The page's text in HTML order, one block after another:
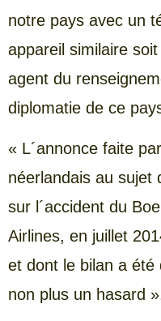
notre pays avec un
appareil similaire
agent du
diplomatie de ce
« L´annonce faite
néerlandais au sujet
sur l´accident du
Airlines, en juillet
et dont le bilan a été
non plus un hasard